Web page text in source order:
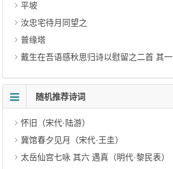
平坡
汝忠宅待月同望之
普缘塔
戴生在吾语感秋思归诗以慰留之二首 其一
随机推荐诗词
怀旧（宋代·陆游）
冀馆春夕见月（宋代·王圭）
太岳仙宫七咏 其六 遇真（明代·黎民表）